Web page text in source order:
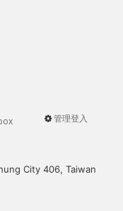
User
管理登入
City 406, Taiwan